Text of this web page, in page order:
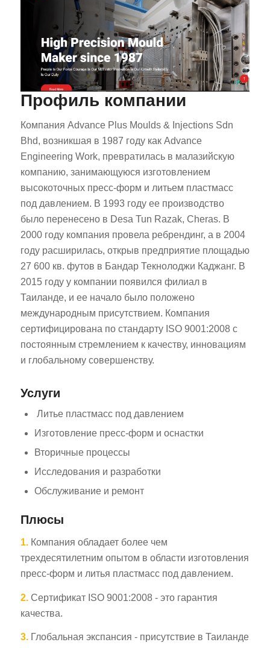
Профиль компании
Компания Advance Plus Moulds & Injections Sdn
Bhd, возникшая в 1987 году как Advance
Engineering Work, превратилась в малазийскую
компанию, занимающуюся изготовлением
высокоточных пресс-форм и литьем пластмасс
под давлением. В 1993 году ее производство
было перенесено в Desa Tun Razak, Cheras. В
2000 году компания провела ребрендинг, а в 2004
году расширилась, открыв предприятие площадью
27 600 кв. футов в Бандар Текнолоджи Каджанг. В
2015 году у компании появился филиал в
Таиланде, и ее начало было положено
международным присутствием. Компания
сертифицирована по стандарту ISO 9001:2008 с
постоянным стремлением к качеству, инновациям
и глобальному совершенству.
Услуги
Литье пластмасс под давлением
Изготовление пресс-форм и оснастки
Вторичные процессы
Исследования и разработки
Обслуживание и ремонт
Плюсы
1. Компания обладает более чем
трехдесятилетним опытом в области изготовления
пресс-форм и литья пластмасс под давлением.
2. Сертификат ISO 9001:2008 - это гарантия
качества.
3. Глобальная экспансия - присутствие в Таиланде